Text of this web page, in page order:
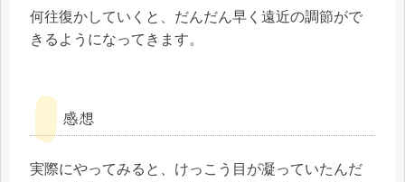
何往復かしていくと、だんだん早く遠近の調節がで
きるようになってきます。
感想
実際にやってみると、けっこう目が凝っていたんだ